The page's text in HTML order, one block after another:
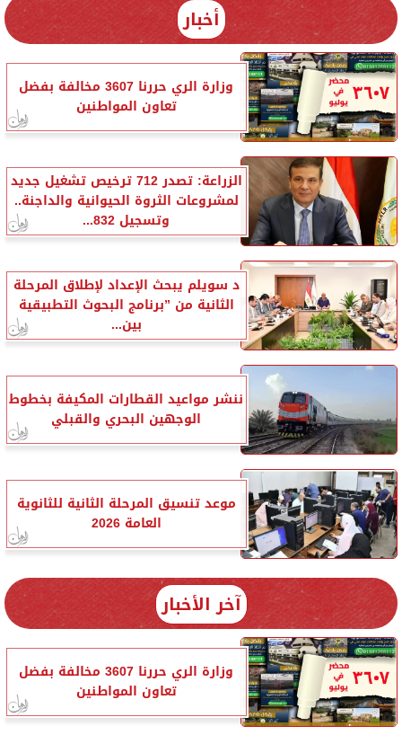
أخبار
وزارة الري حررنا 3607 مخالفة بفضل
تعاون المواطنين
الزراعة: تصدر 712 ترخيص تشغيل جديد
لمشروعات الثروة الحيوانية والداجنة..
وتسجيل 832...
د سويلم يبحث الإعداد لإطلاق المرحلة
الثانية من ”برنامج البحوث التطبيقية
بين...
ننشر مواعيد القطارات المكيفة بخطوط
الوجهين البحري والقبلي
موعد تنسيق المرحلة الثانية للثانوية
العامة 2026
آخر الأخبار
وزارة الري حررنا 3607 مخالفة بفضل
تعاون المواطنين